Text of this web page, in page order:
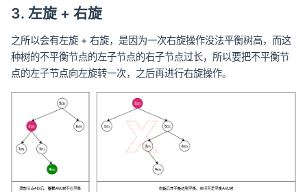
3. 左旋 + 右旋
之所以会有左旋 + 右旋，是因为一次右旋操作没法平衡树高，而这
种树的不平衡节点的左子节点的右子节点过长，所以要把不平衡节
点的左子节点向左旋转一次，之后再进行右旋操作。